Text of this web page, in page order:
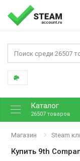
Каталог
26507 товаров
Магазин Steam
Купить 9th